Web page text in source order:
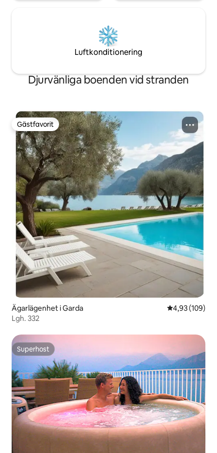
Luftkonditionering
Djurvänliga boenden vid stranden
Gästfavorit
Gästfavorit
Ägarlägenhet i Garda 4,93 av 5 i
4,93 (109)
Lgh. 332
Superhost
Superhost